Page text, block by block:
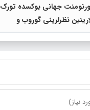
جهانی بوکسده تورک
نظرلرینی گوروب و